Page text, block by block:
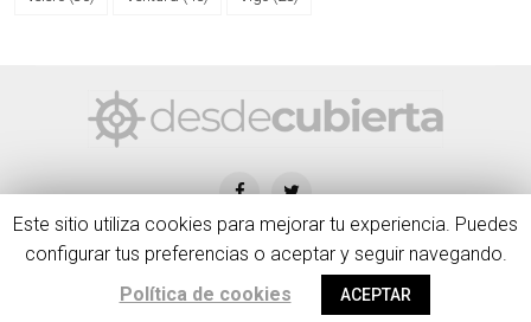
desdecubierta.com © 2020 | Blog creado y administrado por Diego
Veiga
Este sitio utiliza cookies para mejorar tu experiencia. Puedes
configurar tus preferencias o aceptar y seguir navegando.
Política de cookies
ACEPTAR